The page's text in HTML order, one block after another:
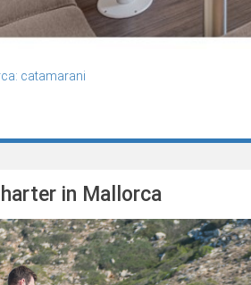
catamarani
in Mallorca